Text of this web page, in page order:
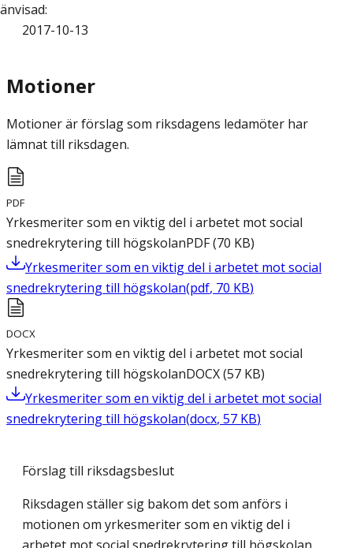
:
2017-10-13
Motioner
Motioner är förslag som riksdagens ledamöter har
lämnat till riksdagen.
PDF
Yrkesmeriter som en viktig del i arbetet mot social
snedrekrytering till högskolanPDF(70 KB)
Yrkesmeriter som en viktig del i arbetet mot social
snedrekrytering till högskolan(pdf, 70 KB)
DOCX
Yrkesmeriter som en viktig del i arbetet mot social
snedrekrytering till högskolanDOCX(57 KB)
Yrkesmeriter som en viktig del i arbetet mot social
snedrekrytering till högskolan(docx, 57 KB)
Förslag till riksdagsbeslut
Riksdagen ställer sig bakom det som anförs i
motionen om yrkesmeriter som en viktig del i